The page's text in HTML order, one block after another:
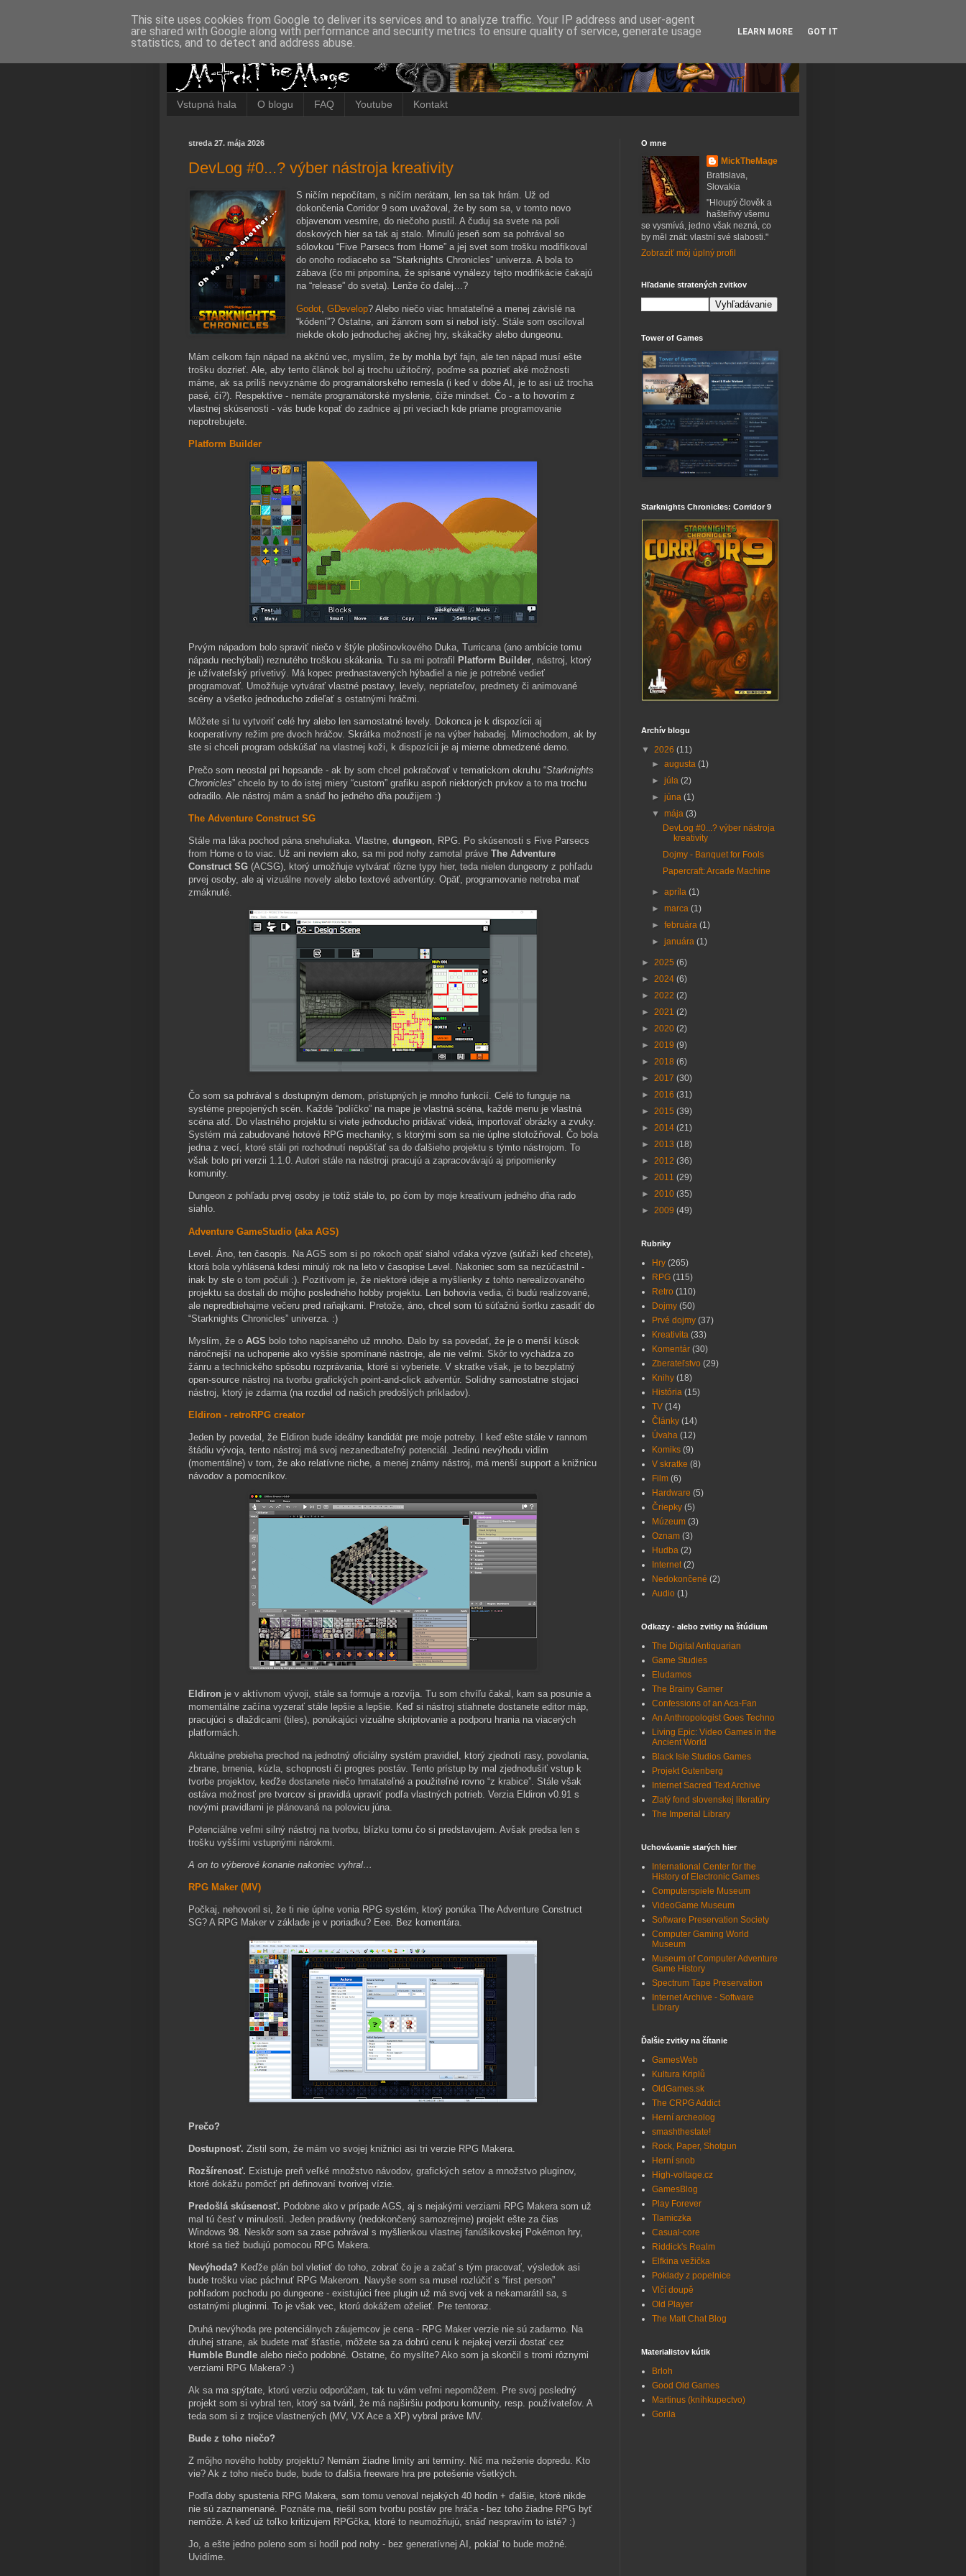
Vstupná hala O blogu FAQ Youtube Kontakt
streda 27. mája 2026
DevLog #0...? výber nástroja kreativity
S ničím nepočítam, s ničím nerátam, len sa tak hrám. Už od
dokončenia Corridor 9 som uvažoval, že by som sa, v tomto novo
objavenom vesmíre, do niečoho pustil. A čuduj sa svete na poli
doskových hier sa tak aj stalo. Minulú jeseň som sa pohrával so
sólovkou “Five Parsecs from Home” a jej svet som trošku modifikoval
do onoho rodiaceho sa “Starknights Chronicles” univerza. A bola to
zábava (čo mi pripomína, že spísané vynálezy tejto modifikácie čakajú
na “release” do sveta). Lenže čo ďalej…?
Godot ,GDevelop? Alebo niečo viac hmatateľné a menej závislé na
“kódení”? Ostatne, ani žánrom som si nebol istý. Stále som osciloval
niekde okolo jednoduchej akčnej hry, skákačky alebo dungeonu.
Mám celkom fajn nápad na akčnú vec, myslím, že by mohla byť fajn, ale ten nápad musí ešte
trošku dozrieť. Ale, aby tento článok bol aj trochu užitočný, poďme sa pozrieť aké možnosti
máme, ak sa príliš nevyznáme do programátorského remesla (i keď v dobe AI, je to asi už trocha
pasé, či?). Respektíve - nemáte programátorské myslenie, čiže mindset. Čo - a to hovorím z
vlastnej skúsenosti - vás bude kopať do zadnice aj pri veciach kde priame programovanie
nepotrebujete.
Platform Builder
Prvým nápadom bolo spraviť niečo v štýle plošinovkového Duka, Turricana (ano ambície tomu
nápadu nechýbali) reznutého troškou skákania. Tu sa mi potrafil
Platform Builder, nástroj, ktorý
je užívateľský prívetivý. Má kopec prednastavených hýbadiel a nie je potrebné vedieť
programovať. Umožňuje vytvárať vlastné postavy, levely, nepriateľov, predmety či animované
scény a všetko jednoducho zdieľať s ostatnými hráčmi.
Môžete si tu vytvoriť celé hry alebo len samostatné levely. Dokonca je k dispozícii aj
kooperatívny režim pre dvoch hráčov. Skrátka možností je na výber habadej. Mimochodom, ak by
ste si chceli program odskúšať na vlastnej koži, k dispozícii je aj mierne obmedzené demo.
Prečo som neostal pri hopsande - ak by som chcel pokračovať v tematickom okruhu “Starknights
Chronicles” chcelo by to do istej miery “custom” grafiku aspoň niektorých prvkov a to ma trochu
odradilo. Ale nástroj mám a snáď ho jedného dňa použijem :)
The Adventure Construct SG
Stále ma láka pochod pána snehuliaka. Vlastne, dungeon , RPG. Po skúsenosti s Five Parsecs
from Home o to viac. Už ani neviem ako, sa mi pod nohy zamotal práve The Adventure
Construct SG (ACSG), ktorý umožňuje vytvárať rôzne typy hier, teda nielen dungeony z pohľadu
prvej osoby, ale aj vizuálne novely alebo textové adventúry. Opäť, programovanie netreba mať
zmáknuté.
Čo som sa pohrával s dostupným demom, prístupných je mnoho funkcií. Celé to funguje na
systéme prepojených scén. Každé “políčko” na mape je vlastná scéna, každé menu je vlastná
scéna atď. Do vlastného projektu si viete jednoducho pridávať videá, importovať obrázky a zvuky.
Systém má zabudované hotové RPG mechaniky, s ktorými som sa nie úplne stotožňoval. Čo bola
jedna z vecí, ktoré stáli pri rozhodnutí nepúšťať sa do ďalšieho projektu s týmto nástrojom. To
však bolo pri verzii 1.1.0. Autori stále na nástroji pracujú a zapracovávajú aj pripomienky
komunity.
Dungeon z pohľadu prvej osoby je totiž stále to, po čom by moje kreatívum jedného dňa rado
siahlo.
Adventure GameStudio (aka AGS)
Level. Áno, ten časopis. Na AGS som si po rokoch opäť siahol vďaka výzve (súťaži keď chcete),
ktorá bola vyhlásená kdesi minulý rok na leto v časopise Level. Nakoniec som sa nezúčastnil -
inak by ste o tom počuli :). Pozitívom je, že niektoré ideje a myšlienky z tohto nerealizovaného
projektu sa dostali do môjho posledného hobby projektu. Len bohovia vedia, či budú realizované,
ale nepredbiehajme večeru pred raňajkami. Pretože, áno, chcel som tú súťažnú šortku zasadiť do
“Starknights Chronicles” univerza. :)
Myslím, že o AGS bolo toho napísaného už mnoho. Dalo by sa povedať, že je o menší kúsok
náročnejší na uchopenie ako vyššie spomínané nástroje, ale nie veľmi. Skôr to vychádza zo
žánru a technického spôsobu rozprávania, ktoré si vyberiete. V skratke však, je to bezplatný
open-source nástroj na tvorbu grafických point-and-click adventúr. Solídny samostatne stojaci
nástroj, ktorý je zdarma (na rozdiel od našich predošlých príkladov).
Eldiron - retroRPG creator
Jeden by povedal, že Eldiron bude ideálny kandidát pre moje potreby. I keď ešte stále v rannom
štádiu vývoja, tento nástroj má svoj nezanedbateľný potenciál. Jedinú nevýhodu vidím
(momentálne) v tom, že ako relatívne niche, a menej známy nástroj, má menší support a knižnicu
návodov a pomocníkov.
Eldiron je v aktívnom vývoji, stále sa formuje a rozvíja. Tu som chvíľu čakal, kam sa posunie a
momentálne začína vyzerať stále lepšie a lepšie. Keď si nástroj stiahnete dostanete editor máp,
pracujúci s dlaždicami (tiles), ponúkajúci vizuálne skriptovanie a podporu hrania na viacerých
platformách.
Aktuálne prebieha prechod na jednotný oficiálny systém pravidiel, ktorý zjednotí rasy, povolania,
zbrane, brnenia, kúzla, schopnosti či progres postáv. Tento prístup by mal zjednodušiť vstup k
tvorbe projektov, keďže dostanete niečo hmatateľné a použiteľné rovno “z krabice”. Stále však
ostáva možnosť pre tvorcov si pravidlá upraviť podľa vlastných potrieb. Verzia Eldiron v0.91 s
novými pravidlami je plánovaná na polovicu júna.
Potenciálne veľmi silný nástroj na tvorbu, blízku tomu čo si predstavujem. Avšak predsa len s
trošku vyššími vstupnými nárokmi.
A on to výberové konanie nakoniec vyhral…
RPG Maker (MV)
Počkaj, nehovoril si, že ti nie úplne vonia RPG systém, ktorý ponúka The Adventure Construct
SG? A RPG Maker v základe je v poriadku? Eee. Bez komentára.
Prečo?
Dostupnosť. Zistil som, že mám vo svojej knižnici asi tri verzie RPG Makera.
Rozšírenosť. Existuje preň veľké množstvo návodov, grafických setov a množstvo pluginov,
ktoré dokážu pomôcť pri definovaní tvorivej vízie.
Predošlá skúsenosť. Podobne ako v prípade AGS, aj s nejakými verziami RPG Makera som už
mal tú česť v minulosti. Jeden pradávny (nedokončený samozrejme) projekt ešte za čias
Windows 98. Neskôr som sa zase pohrával s myšlienkou vlastnej fanúšikovskej Pokémon hry,
ktoré sa tiež budujú pomocou RPG Makera.
Nevýhoda? Keďže plán bol vletieť do toho, zobrať čo je a začať s tým pracovať, výsledok asi
bude trošku viac páchnuť RPG Makerom. Navyše som sa musel rozlúčiť s “first person”
pohľadom pochodu po dungeone - existujúci free plugin už má svoj vek a nekamarátil sa, s
ostatnými pluginmi. To je však vec, ktorú dokážem oželieť. Pre tentoraz.
Druhá nevýhoda pre potenciálnych záujemcov je cena - RPG Maker verzie nie sú zadarmo. Na
druhej strane, ak budete mať šťastie, môžete sa za dobrú cenu k nejakej verzii dostať cez
Humble Bundle alebo niečo podobné. Ostatne, čo myslíte? Ako som ja skončil s tromi rôznymi
verziami RPG Makera? :)
Ak sa ma spýtate, ktorú verziu odporúčam, tak tu vám veľmi nepomôžem. Pre svoj posledný
projekt som si vybral ten, ktorý sa tváril, že má najširšiu podporu komunity, resp. používateľov. A
teda som si z trojice vlastnených (MV, VX Ace a XP) vybral práve MV.
Bude z toho niečo?
Z môjho nového hobby projektu? Nemám žiadne limity ani termíny. Nič ma neženie dopredu. Kto
vie? Ak z toho niečo bude, bude to ďalšia freeware hra pre potešenie všetkých.
Podľa doby spustenia RPG Makera, som tomu venoval nejakých 40 hodín + ďalšie, ktoré nikde
nie sú zaznamenané. Poznáte ma, riešil som tvorbu postáv pre hráča - bez toho žiadne RPG byť
nemôže. A keď už toľko kritizujem RPGčka, ktoré to neumožňujú, snáď nespravím to isté? :)
Jo, a ešte jedno poleno som si hodil pod nohy - bez generatívnej AI, pokiaľ to bude možné.
Uvidíme.
O mne
MickTheMage
Bratislava,
Slovakia
"Hloupý člověk a
hašteřivý všemu
se vysmívá, jedno však nezná, co
by měl znát: vlastní své slabosti."
Zobraziť môj úplný profil
Hľadanie stratených zvitkov
Tower of Games
Starknights Chronicles: Corridor 9
Archív blogu
▼ 2026 (11)
►augusta(1)
►júla(2)
►júna(1)
▼mája(3)
DevLog #0...? výber nástroja
kreativity
Dojmy - Banquet for Fools
Papercraft: Arcade Machine
►apríla(1)
►marca(1)
►februára(1)
►januára(1)
► 2025 (6)
► 2024 (6)
► 2022 (2)
► 2021 (2)
► 2020 (2)
► 2019 (9)
► 2018 (6)
► 2017 (30)
► 2016 (31)
► 2015 (39)
► 2014 (21)
► 2013 (18)
► 2012 (36)
► 2011 (29)
► 2010 (35)
► 2009 (49)
Rubriky
Hry (265)
RPG (115)
Retro (110)
Dojmy (50)
Prvé dojmy (37)
Kreativita (33)
Komentár (30)
Zberateľstvo (29)
Knihy (18)
História (15)
TV (14)
Články (14)
Úvaha (12)
Komiks (9)
V skratke (8)
Film (6)
Hardware (5)
Čriepky (5)
Múzeum (3)
Oznam (3)
Hudba (2)
Internet (2)
Nedokončené (2)
Audio (1)
Odkazy - alebo zvitky na štúdium
The Digital Antiquarian
Game Studies
Eludamos
The Brainy Gamer
Confessions of an Aca-Fan
An Anthropologist Goes Techno
Living Epic: Video Games in the
Ancient World
Black Isle Studios Games
Projekt Gutenberg
Internet Sacred Text Archive
Zlatý fond slovenskej literatúry
The Imperial Library
Uchovávanie starých hier
International Center for the
History of Electronic Games
Computerspiele Museum
VideoGame Museum
Software Preservation Society
Computer Gaming World
Museum
Museum of Computer Adventure
Game History
Spectrum Tape Preservation
Internet Archive - Software
Library
Ďalšie zvitky na čítanie
GamesWeb
Kultura Kriplů
OldGames.sk
The CRPG Addict
Herní archeolog
smashthestate!
Rock, Paper, Shotgun
Herní snob
High-voltage.cz
GamesBlog
Play Forever
Tlamiczka
Casual-core
Riddick's Realm
Elfkina vežička
Poklady z popelnice
Vlčí doupě
Old Player
The Matt Chat Blog
Materialistov kútik
Brloh
Good Old Games
Martinus (kníhkupectvo)
Gorila
This site uses cookies from Google to deliver its services and to analyze traffic. Your IP address and user-agent
are shared with Google along with performance and security metrics to ensure quality of service, generate usage
statistics, and to detect and address abuse.
LEARN MORE GOT IT